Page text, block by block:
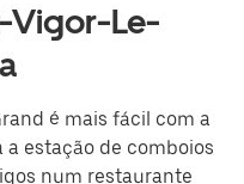
Vigor-Le-
é mais fácil com a
a estação de comboios
num restaurante